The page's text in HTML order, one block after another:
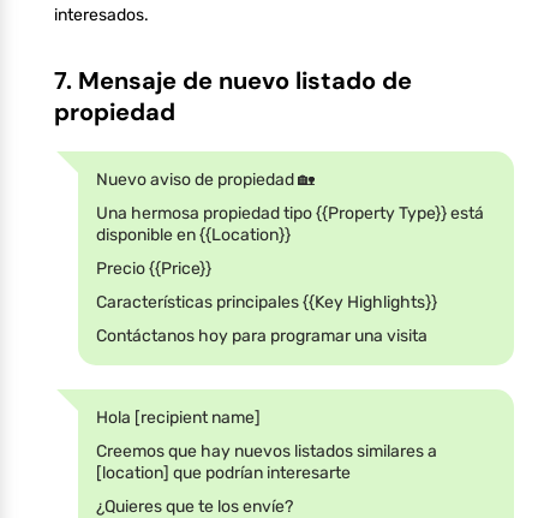
interesados.
7. Mensaje de nuevo listado de
propiedad
Nuevo aviso de propiedad 🏡
Una hermosa propiedad tipo {{Property Type}} está
disponible en {{Location}}
Precio {{Price}}
Características principales {{Key Highlights}}
Contáctanos hoy para programar una visita
Hola [recipient name]
Creemos que hay nuevos listados similares a
[location] que podrían interesarte
¿Quieres que te los envíe?